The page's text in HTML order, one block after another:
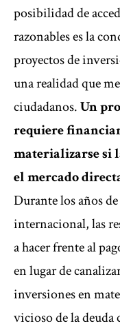
posibilidad de
razonables es la
proyectos de
una realidad que
ciudadanos.Un
requiere
materializarse si
el mercado
Durante los años
internacional, las
a hacer frente al
en lugar de
inversiones en
vicioso de la deuda